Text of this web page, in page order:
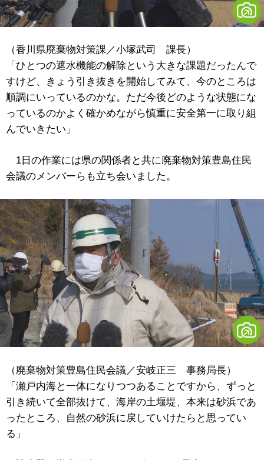
（香川県廃棄物対策課／小塚武司 課長）
「ひとつの遮水機能の解除という大きな課題だったんで
すけど、きょう引き抜きを開始してみて、今のところは
順調にいっているのかな。ただ今後どのような状態にな
っているのかよく確かめながら慎重に安全第一に取り組
んでいきたい」
1日の作業には県の関係者と共に廃棄物対策豊島住民
会議のメンバーらも立ち会いました。
（廃棄物対策豊島住民会議／安岐正三 事務局長）
「瀬戸内海と一体になりつつあることですから、ずっと
引き続いて全部抜けて、海岸の土堰堤、本来は砂浜であ
ったところ、自然の砂浜に戻していけたらと思ってい
る」